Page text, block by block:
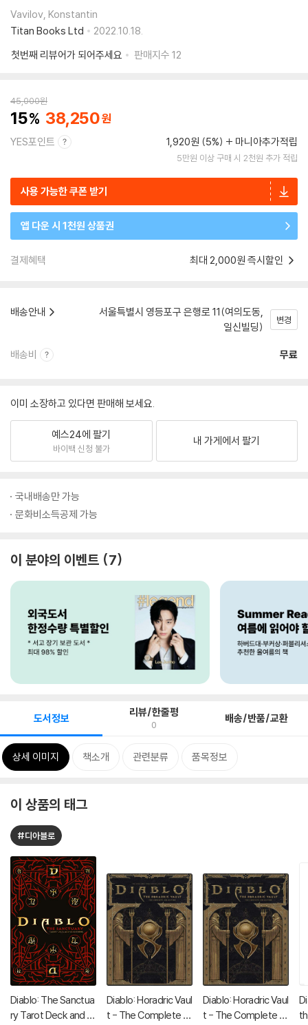
Vavilov, Konstantin
Titan Books Ltd
2022.10.18.
첫번째 리뷰어가 되어주세요
판매지수 12
45,000원
15 38,250
YES포인트 1,920원 (5%) 마니아추가적립
5만원 이상 구매 시 2천원 추가 적립
사용 가능한 쿠폰 받기
앱 다운 시 1천원 상품권
결제혜택 최대 2,000원 즉시할인
배송안내
서울특별시 영등포구 은행로 11(여의도동,
일신빌딩)
변경
배송비 무료
이미 소장하고 있다면 판매해 보세요.
예스24에 팔기
바이백 신청 불가
내 가게에서 팔기
국내배송만 가능
문화비소득공제 가능
이 분야의 이벤트 7
도서정보 리뷰/한줄평
0 배송/반품/교환
상세 이미지 책소개 관련분류 품목정보
이 상품의 태그
#디아블로
Diablo: The Sanctua
ry Tarot Deck and G
Diablo: Horadric Vaul
t - The Complete C
Diablo: Horadric Vaul
t - The Complete C
th